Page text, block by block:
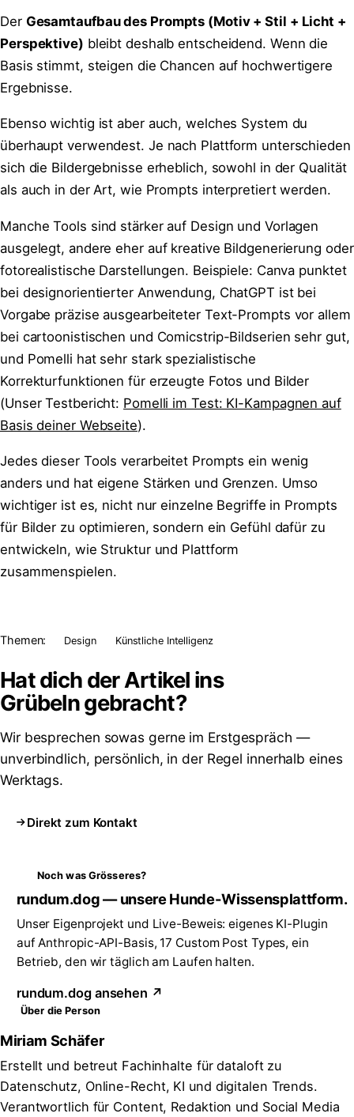
Der Gesamtaufbau des Prompts (Motiv + Stil + Licht +
Perspektive) bleibt deshalb entscheidend. Wenn die
Basis stimmt, steigen die Chancen auf hochwertigere
Ergebnisse.
Ebenso wichtig ist aber auch, welches System du
überhaupt verwendest. Je nach Plattform unterschieden
sich die Bildergebnisse erheblich, sowohl in der Qualität
als auch in der Art, wie Prompts interpretiert werden.
Manche Tools sind stärker auf Design und Vorlagen
ausgelegt, andere eher auf kreative Bildgenerierung oder
fotorealistische Darstellungen. Beispiele: Canva punktet
bei designorientierter Anwendung, ChatGPT ist bei
Vorgabe präzise ausgearbeiteter Text-Prompts vor allem
bei cartoonistischen und Comicstrip-Bildserien sehr gut,
und Pomelli hat sehr stark spezialistische
Korrekturfunktionen für erzeugte Fotos und Bilder
(Unser Testbericht: Pomelli im Test: KI-Kampagnen auf
Basis deiner Webseite).
Jedes dieser Tools verarbeitet Prompts ein wenig
anders und hat eigene Stärken und Grenzen. Umso
wichtiger ist es, nicht nur einzelne Begriffe in Prompts
für Bilder zu optimieren, sondern ein Gefühl dafür zu
entwickeln, wie Struktur und Plattform
zusammenspielen.
Themen: Design Künstliche Intelligenz
Hat dich der Artikel ins
Grübelngebracht?
Wir besprechen sowas gerne im Erstgespräch —
unverbindlich, persönlich, in der Regel innerhalb eines
Werktags.
Direkt zum Kontakt
Noch was Grösseres?
rundum.dog — unsere Hunde-Wissensplattform.
Unser Eigenprojekt und Live-Beweis: eigenes KI-Plugin
auf Anthropic-API-Basis, 17 Custom Post Types, ein
Betrieb, den wir täglich am Laufen halten.
rundum.dog ansehen ↗
Über die Person
Miriam Schäfer
Erstellt und betreut Fachinhalte für dataloft zu
Datenschutz, Online-Recht, KI und digitalen Trends.
Verantwortlich für Content, Redaktion und Social Media